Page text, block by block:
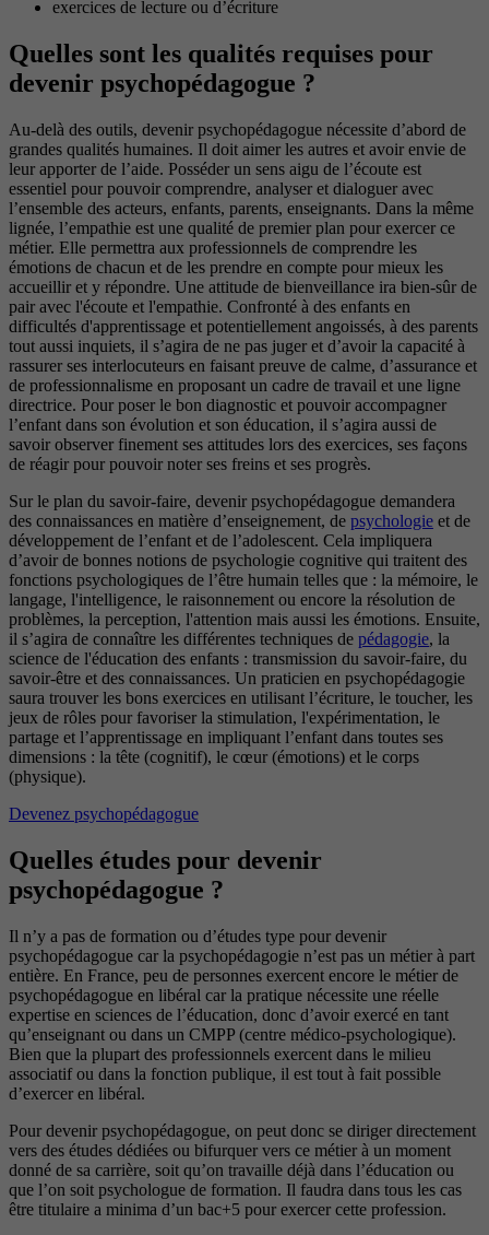
exercices de lecture ou d’écriture
Quelles sont les qualités requises pour
devenir psychopédagogue ?
Au-delà des outils, devenir psychopédagogue nécessite d’abord de
grandes qualités humaines. Il doit aimer les autres et avoir envie de
leur apporter de l’aide. Posséder un sens aigu de l’écoute est
essentiel pour pouvoir comprendre, analyser et dialoguer avec
l’ensemble des acteurs, enfants, parents, enseignants. Dans la même
lignée, l’empathie est une qualité de premier plan pour exercer ce
métier. Elle permettra aux professionnels de comprendre les
émotions de chacun et de les prendre en compte pour mieux les
accueillir et y répondre. Une attitude de bienveillance ira bien-sûr de
pair avec l'écoute et l'empathie. Confronté à des enfants en
difficultés d'apprentissage et potentiellement angoissés, à des parents
tout aussi inquiets, il s’agira de ne pas juger et d’avoir la capacité à
rassurer ses interlocuteurs en faisant preuve de calme, d’assurance et
de professionnalisme en proposant un cadre de travail et une ligne
directrice. Pour poser le bon diagnostic et pouvoir accompagner
l’enfant dans son évolution et son éducation, il s’agira aussi de
savoir observer finement ses attitudes lors des exercices, ses façons
de réagir pour pouvoir noter ses freins et ses progrès.
Sur le plan du savoir-faire, devenir psychopédagogue demandera
des connaissances en matière d’enseignement, de psychologie et de
développement de l’enfant et de l’adolescent. Cela impliquera
d’avoir de bonnes notions de psychologie cognitive qui traitent des
fonctions psychologiques de l’être humain telles que : la mémoire, le
langage, l'intelligence, le raisonnement ou encore la résolution de
problèmes, la perception, l'attention mais aussi les émotions. Ensuite,
il s’agira de connaître les différentes techniques de pédagogie, la
science de l'éducation des enfants : transmission du savoir-faire, du
savoir-être et des connaissances. Un praticien en psychopédagogie
saura trouver les bons exercices en utilisant l’écriture, le toucher, les
jeux de rôles pour favoriser la stimulation, l'expérimentation, le
partage et l’apprentissage en impliquant l’enfant dans toutes ses
dimensions : la tête (cognitif), le cœur (émotions) et le corps
(physique).
Devenez psychopédagogue
Quelles études pour devenir
psychopédagogue ?
Il n’y a pas de formation ou d’études type pour devenir
psychopédagogue car la psychopédagogie n’est pas un métier à part
entière. En France, peu de personnes exercent encore le métier de
psychopédagogue en libéral car la pratique nécessite une réelle
expertise en sciences de l’éducation, donc d’avoir exercé en tant
qu’enseignant ou dans un CMPP (centre médico-psychologique).
Bien que la plupart des professionnels exercent dans le milieu
associatif ou dans la fonction publique, il est tout à fait possible
d’exercer en libéral.
Pour devenir psychopédagogue, on peut donc se diriger directement
vers des études dédiées ou bifurquer vers ce métier à un moment
donné de sa carrière, soit qu’on travaille déjà dans l’éducation ou
que l’on soit psychologue de formation. Il faudra dans tous les cas
être titulaire a minima d’un bac+5 pour exercer cette profession.